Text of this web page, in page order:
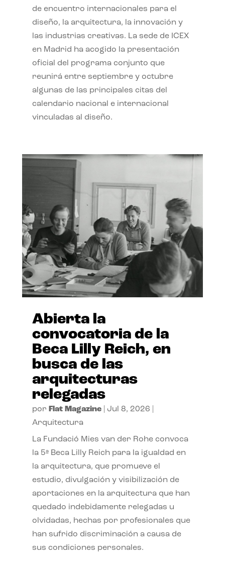
de encuentro internacionales para el
diseño, la arquitectura, la innovación y
las industrias creativas. La sede de ICEX
en Madrid ha acogido la presentación
oficial del programa conjunto que
reunirá entre septiembre y octubre
algunas de las principales citas del
calendario nacional e internacional
vinculadas al diseño.
Abierta la
convocatoria de la
Beca Lilly Reich, en
busca de las
arquitecturas
relegadas
por Flat Magazine| Jul 8, 2026
Arquitectura
La Fundació Mies van der Rohe convoca
la 5ª Beca Lilly Reich para la igualdad en
la arquitectura, que promueve el
estudio, divulgación y visibilización de
aportaciones en la arquitectura que han
quedado indebidamente relegadas u
olvidadas, hechas por profesionales que
han sufrido discriminación a causa de
sus condiciones personales.